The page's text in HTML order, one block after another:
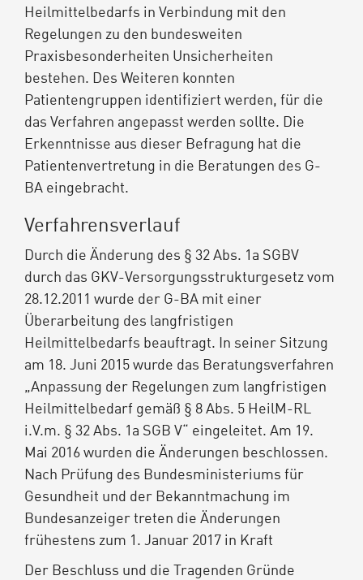
Heilmittelbedarfs in Verbindung mit den
Regelungen zu den bundesweiten
Praxisbesonderheiten Unsicherheiten
bestehen. Des Weiteren konnten
Patientengruppen identifiziert werden, für die
das Verfahren angepasst werden sollte. Die
Erkenntnisse aus dieser Befragung hat die
Patientenvertretung in die Beratungen des G-
BA eingebracht.
Verfahrensverlauf
Durch die Änderung des § 32 Abs. 1a SGBV
durch das GKV-Versorgungsstrukturgesetz vom
28.12.2011 wurde der G-BA mit einer
Überarbeitung des langfristigen
Heilmittelbedarfs beauftragt. In seiner Sitzung
am 18. Juni 2015 wurde das Beratungsverfahren
„Anpassung der Regelungen zum langfristigen
Heilmittelbedarf gemäß § 8 Abs. 5 HeilM-RL
i.V.m. § 32 Abs. 1a SGB V“ eingeleitet. Am 19.
Mai 2016 wurden die Änderungen beschlossen.
Nach Prüfung des Bundesministeriums für
Gesundheit und der Bekanntmachung im
Bundesanzeiger treten die Änderungen
frühestens zum 1. Januar 2017 in Kraft
Der Beschluss und die Tragenden Gründe